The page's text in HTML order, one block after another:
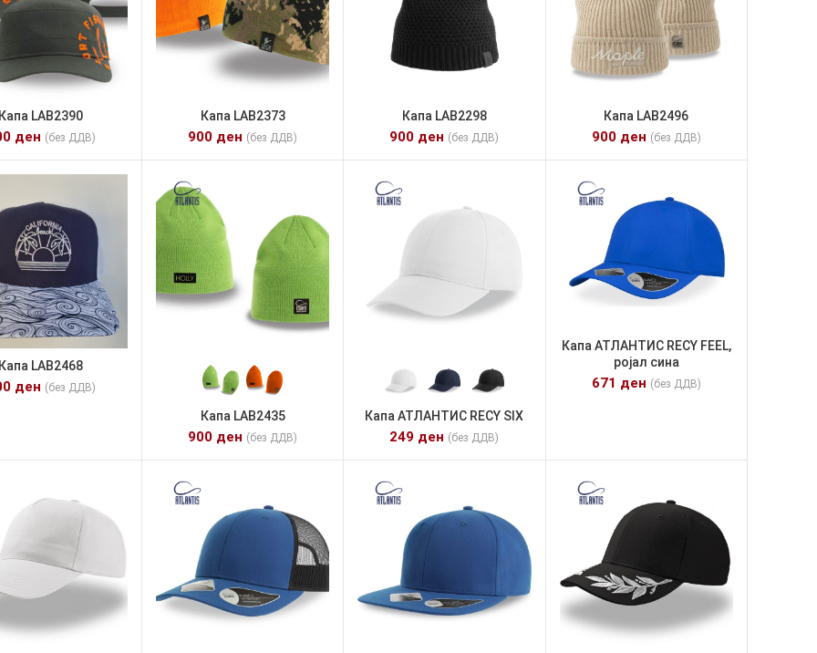
LAB2390
ден (без ДДВ)
Капа LAB2373
900 ден (без ДДВ)
Капа LAB2298
900 ден (без ДДВ)
Капа LAB2496
900 ден (без ДДВ)
LAB2468
ден (без ДДВ)
Капа LAB2435
900 ден (без ДДВ)
Капа АТЛАНТИС RECY SIX
249 ден (без ДДВ)
Капа АТЛАНТИС RECY FEEL,
ројал сина
671 ден (без ДДВ)